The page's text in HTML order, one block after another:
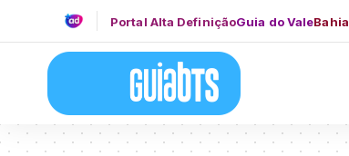
Portal Alta DefiniçãoGuia do ValeBahia